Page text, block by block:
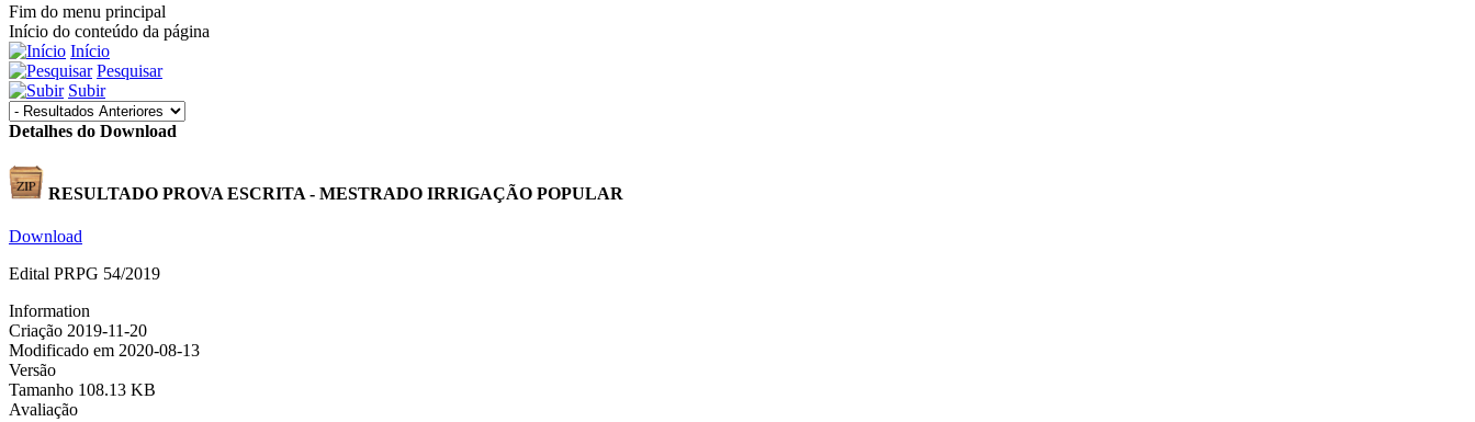
Fim do menu principal
Início do conteúdo da página
Início
Pesquisar
Subir
Detalhes do Download
RESULTADO PROVA ESCRITA - MESTRADO IRRIGAÇÃO POPULAR
Download
Edital PRPG 54/2019
Information
Criação 2019-11-20
Modificado em 2020-08-13
Versão
Tamanho 108.13 KB
Avaliação